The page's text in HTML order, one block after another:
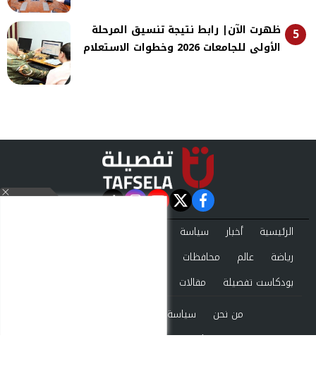
5
ظهرت الآن| رابط نتيجة تنسيق المرحلة
الأولى للجامعات 2026 وخطوات الاستعلام
facebook
twitter
الرئيسية أخبار سياسة
رياضة
عالم محافظات
بودكاست تفصيلة
مقالات
من نحن
سياسة الخصوصية
©2024 tafsela All Rights Reserved.